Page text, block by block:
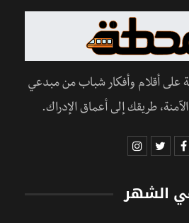
على أقلام وأفكار شباب من مبدعي
طريقك إلى أعماق الإدراك.
الشهر